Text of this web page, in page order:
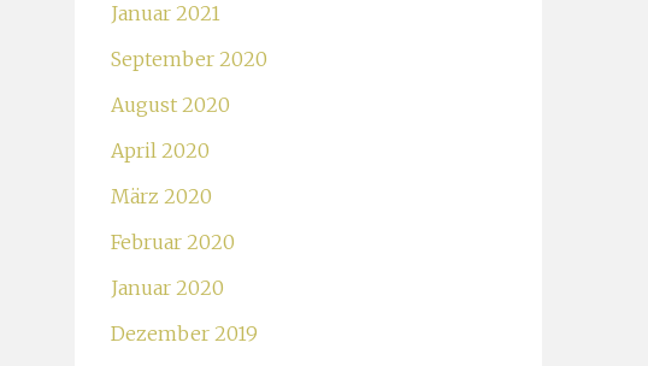
Januar 2021
September 2020
August 2020
April 2020
März 2020
Februar 2020
Januar 2020
Dezember 2019